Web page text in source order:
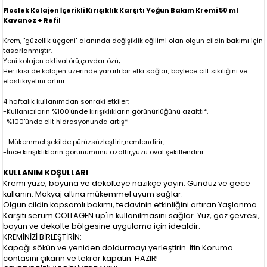
Floslek Kolajen İçerikli Kırışıklık Karşıtı Yoğun Bakım Kremi 50 ml
Kavanoz + Refil
Krem, "güzellik üçgeni" alanında değişiklik eğilimi olan olgun cildin bakımı için
tasarlanmıştır.
Yeni kolajen aktivatörü,çavdar özü;
Her ikisi de kolajen üzerinde yararlı bir etki sağlar, böylece cilt sıkılığını ve
elastikiyetini artırır.
4 haftalık kullanımdan sonraki etkiler:
-Kullanıcıların %100'ünde kırışıklıkların görünürlüğünü azalttı*,
-%100'ünde cilt hidrasyonunda artış*
-Mükemmel şekilde pürüzsüzleştirir,nemlendirir,
-İnce kırışıklıkların görünümünü azaltır,yüzü oval şekillendirir.
KULLANIM KOŞULLARI
Kremi yüze, boyuna ve dekolteye nazikçe yayın. Gündüz ve gece
kullanın. Makyaj altına mükemmel uyum sağlar.
Olgun cildin kapsamlı bakımı, tedavinin etkinliğini artıran Yaşlanma
Karşıtı serum COLLAGEN up'ın kullanılmasını sağlar. Yüz, göz çevresi,
boyun ve dekolte bölgesine uygulama için idealdir.
KREMİNİZİ BİRLEŞTİRİN:
Kapağı sökün ve yeniden doldurmayı yerleştirin. İtin.Koruma
contasını çıkarın ve tekrar kapatın. HAZIR!